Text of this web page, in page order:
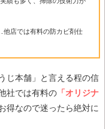
他店では有料の防カビ剤仕
じ本舗」と言える程の信
社では有料の 「オリジナ
得なので迷ったら絶対に